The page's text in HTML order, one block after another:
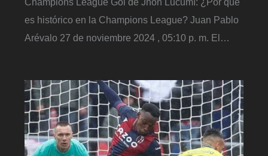
es histórico en la Champions League? Juan Pablo
Arévalo 27 de noviembre 2024 , 05:10 p. m. El…